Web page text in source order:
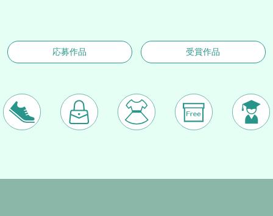
応募作品 受賞作品